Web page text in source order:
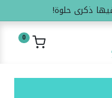
ذكرى حلوة!
0